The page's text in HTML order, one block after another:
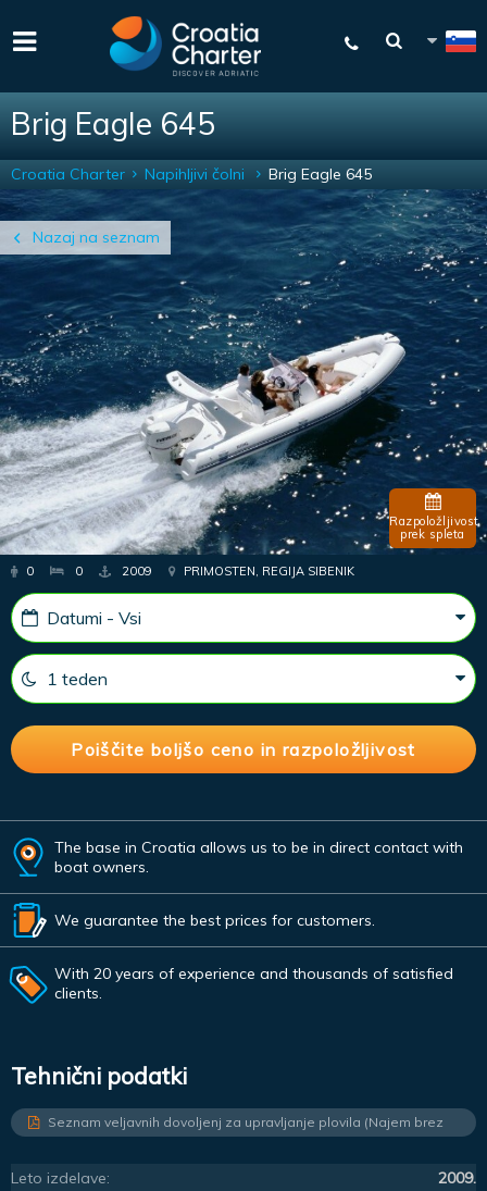
Brig Eagle 645
Nazaj na seznam
Croatia Charter Napihljivi čolni Brig Eagle 645
Razpoložljivost
prek spleta
0 0 2009 PRIMOSTEN, REGIJA SIBENIK
The base in Croatia allows us to be in direct contact with
boat owners.
We guarantee the best prices for customers.
With 20 years of experience and thousands of satisfied
clients.
Tehnični podatki
Seznam veljavnih dovoljenj za upravljanje plovila (Najem brez
Leto izdelave:
2009.